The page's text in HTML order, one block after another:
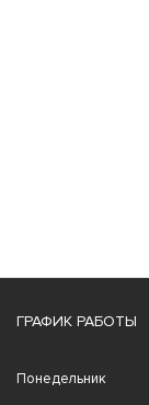
ГРАФИК РАБОТЫ
Понедельник